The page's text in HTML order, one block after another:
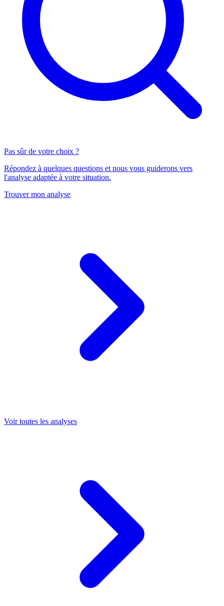
Pas sûr de votre choix ?
Répondez à quelques questions et nous vous guiderons vers
l'analyse adaptée à votre situation.
Trouver mon analyse
Voir toutes les analyses